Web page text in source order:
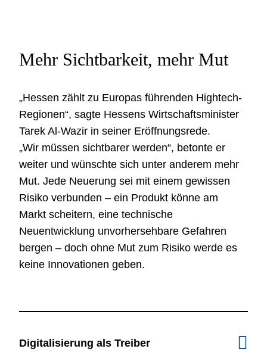
Mehr Sichtbarkeit, mehr Mut
„Hessen zählt zu Europas führenden Hightech-
Regionen“, sagte Hessens Wirtschaftsminister
Tarek Al-Wazir in seiner Eröffnungsrede.
„Wir müssen sichtbarer werden“, betonte er
weiter und wünschte sich unter anderem mehr
Mut. Jede Neuerung sei mit einem gewissen
Risiko verbunden – ein Produkt könne am
Markt scheitern, eine technische
Neuentwicklung unvorhersehbare Gefahren
bergen – doch ohne Mut zum Risiko werde es
keine Innovationen geben.
Digitalisierung als Treiber